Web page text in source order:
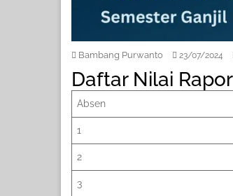
Bambang Purwanto 23/07/2024
Daftar Nilai
Absen
1
2
3